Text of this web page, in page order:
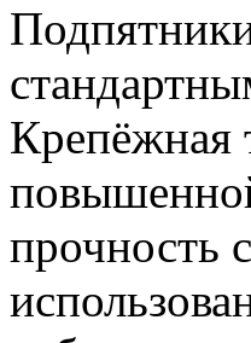
Крепёжная
прочность